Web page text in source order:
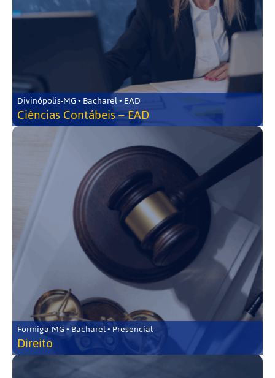
Divinópolis-MG • Bacharel • EAD
Ciências Contábeis – EAD
Formiga-MG • Bacharel • Presencial
Direito